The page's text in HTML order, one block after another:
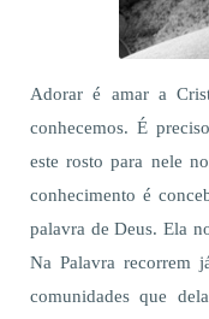
Adorar é amar a
conhecemos. É
este rosto para nele
conhecimento é
palavra de Deus. Ela
Na Palavra recorrem
comunidades que